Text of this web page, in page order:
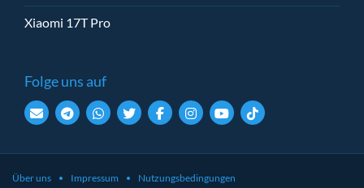
Xiaomi 17T Pro
Folge uns auf
Über uns Impressum Nutzungsbedingungen